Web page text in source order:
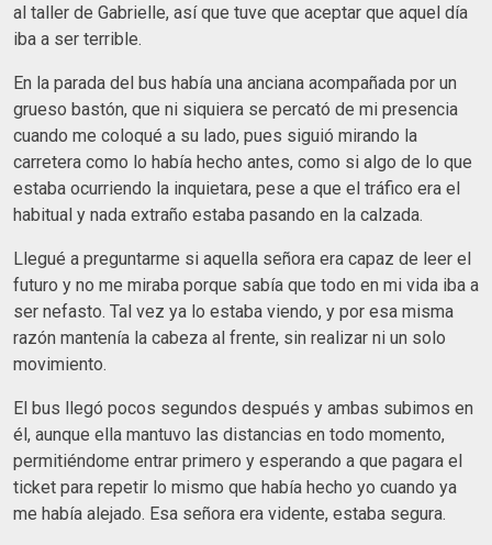
al taller de Gabrielle, así que tuve que aceptar que aquel día
iba a ser terrible.
En la parada del bus había una anciana acompañada por un
grueso bastón, que ni siquiera se percató de mi presencia
cuando me coloqué a su lado, pues siguió mirando la
carretera como lo había hecho antes, como si algo de lo que
estaba ocurriendo la inquietara, pese a que el tráfico era el
habitual y nada extraño estaba pasando en la calzada.
Llegué a preguntarme si aquella señora era capaz de leer el
futuro y no me miraba porque sabía que todo en mi vida iba a
ser nefasto. Tal vez ya lo estaba viendo, y por esa misma
razón mantenía la cabeza al frente, sin realizar ni un solo
movimiento.
El bus llegó pocos segundos después y ambas subimos en
él, aunque ella mantuvo las distancias en todo momento,
permitiéndome entrar primero y esperando a que pagara el
ticket para repetir lo mismo que había hecho yo cuando ya
me había alejado. Esa señora era vidente, estaba segura.